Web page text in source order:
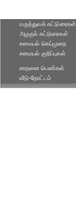
மருத்துவக் கட்டுரைகள்
அழகுக் கட்டுரைகள்
சமையல் செய்முறை
சமையல் குறிப்புகள்
சாதனை பெண்கள்
வீடு-தோட்டம்